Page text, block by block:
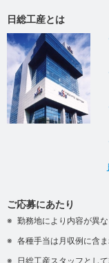
日総工産とは
ご応募にあたり
勤務地により内容が異
各種手当は月収例に含ま
日総工産スタッフとし